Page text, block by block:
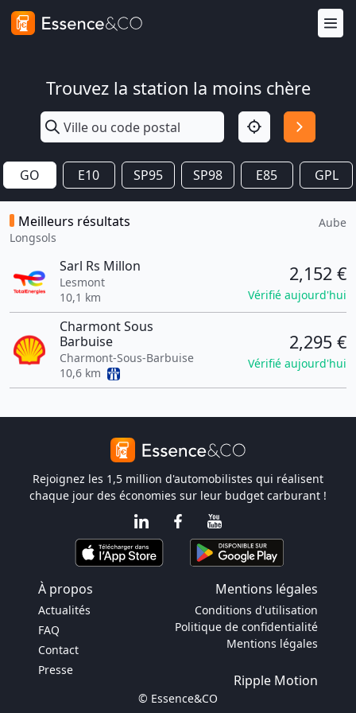
Trouvez la station la moins chère
GO E10 SP95 SP98 E85 GPL
Meilleurs résultats
Longsols
Aube
Sarl Rs Millon
Lesmont
10,1 km
2,152 €
Vérifié aujourd'hui
Charmont Sous
Barbuise
Charmont-Sous-Barbuise
10,6 km
2,295 €
Vérifié aujourd'hui
Rejoignez les 1,5 million d'automobilistes qui réalisent
chaque jour des économies sur leur budget carburant !
À propos Mentions légales
Actualités
FAQ
Contact
Presse
Conditions d'utilisation
Politique de confidentialité
Mentions légales
Ripple Motion
© Essence&CO